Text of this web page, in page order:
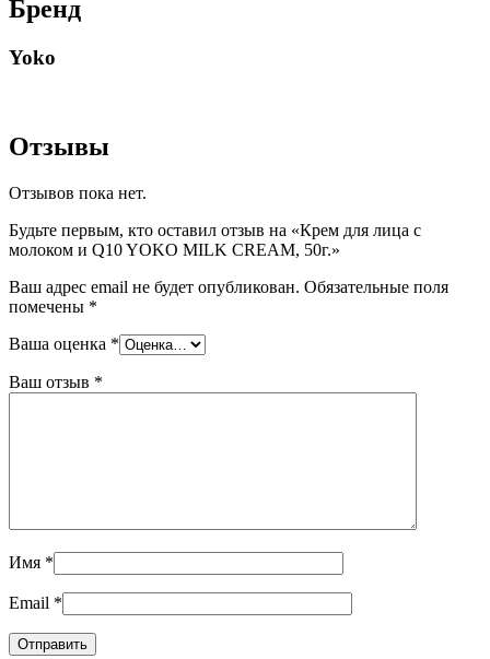
Бренд
Yoko
Отзывы
Отзывов пока нет.
Будьте первым, кто оставил отзыв на «Крем для лица с
молоком и Q10 YOKO MILK CREAM, 50г.»
Ваш адрес email не будет опубликован. Обязательные поля
помечены *
Ваша оценка *
Ваш отзыв *
Имя *
Email *